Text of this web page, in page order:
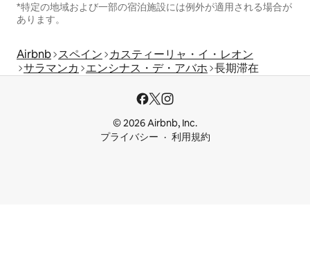
*特定の地域および一部の宿泊施設には例外が適用される場合が
あります。
Airbnb スペイン
カスティーリャ・イ・レオン
サラマンカ
エンシナス・デ・アバホ 長期滞在
© 2026 Airbnb, Inc.
プライバシー
利用規約